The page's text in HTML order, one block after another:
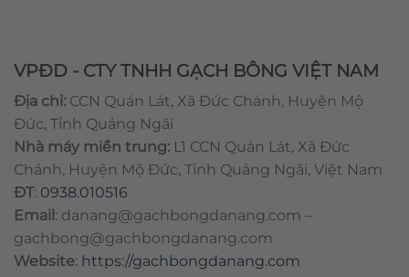
VPĐD - CTY TNHH GẠCH BÔNG VIỆT NAM
Địa chỉ: CCN Quán Lát, Xã Đức Chánh, Huyện Mộ
Đức, Tỉnh Quảng Ngãi
Nhà máy miền trung: L1 CCN Quán Lát, Xã Đức
Chánh, Huyện Mộ Đức, Tỉnh Quảng Ngãi, Việt Nam
ĐT: 0938.010516
Email : danang@gachbongdanang.com –
gachbong@gachbongdanang.com
Website: https://gachbongdanang.com